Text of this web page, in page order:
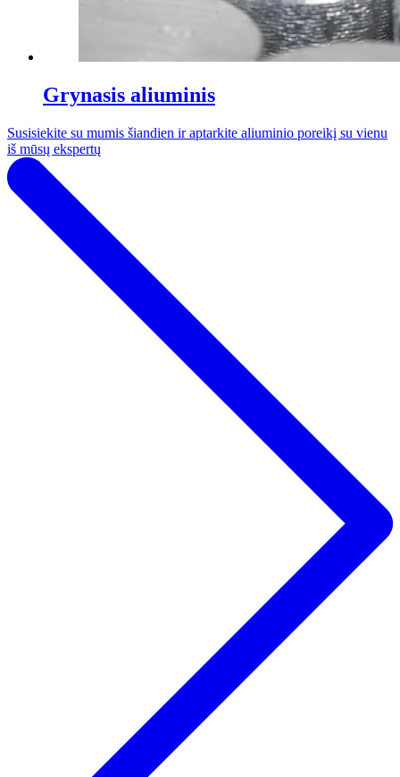
Grynasis aliuminis
Susisiekite su mumis šiandien ir aptarkite aliuminio poreikį su vienu
iš mūsų ekspertų